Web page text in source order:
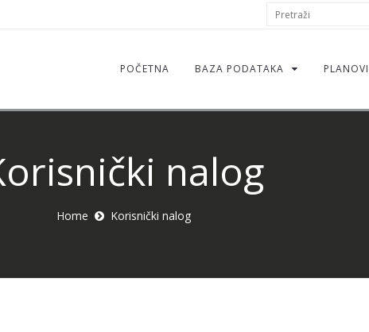
Search
form
POČETNA BAZA PODATAKA PLANOVI
nalog
Home Korisnički nalog